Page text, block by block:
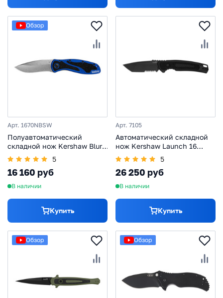
Обзор
Арт. 1670NBSW
Полуавтоматический
складной нож Kershaw Blur,
сталь 14C28N, рукоять
алюминий/trac-tec, синий
5
16 160 руб
В наличии
Купить
Арт. 7105
Автоматический складной
нож Kershaw Launch 16
Serrated, сталь CPM-M4,
рукоять алюминий/trac-tec,
черный
5
26 250 руб
В наличии
Купить
Обзор Обзор